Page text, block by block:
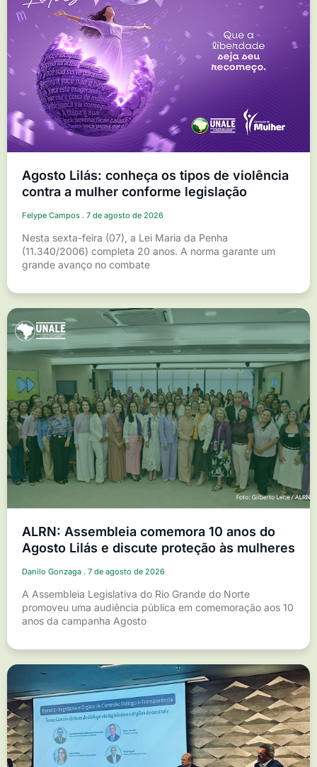
Agosto Lilás: conheça os tipos de violência
contra a mulher conforme legislação
Felype Campos 7 de agosto de 2026
Nesta sexta-feira (07), a Lei Maria da Penha
(11.340/2006) completa 20 anos. A norma garante um
grande avanço no combate
ALRN: Assembleia comemora 10 anos do
Agosto Lilás e discute proteção às mulheres
Danilo Gonzaga 7 de agosto de 2026
A Assembleia Legislativa do Rio Grande do Norte
promoveu uma audiência pública em comemoração aos 10
anos da campanha Agosto